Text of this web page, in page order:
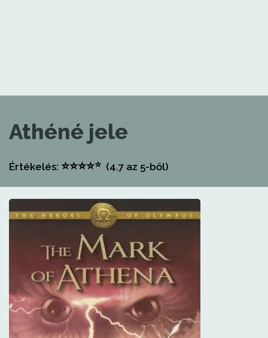
Athéné jele
Értékelés: ⭐⭐⭐⭐⭐(4.7 az 5-ből)